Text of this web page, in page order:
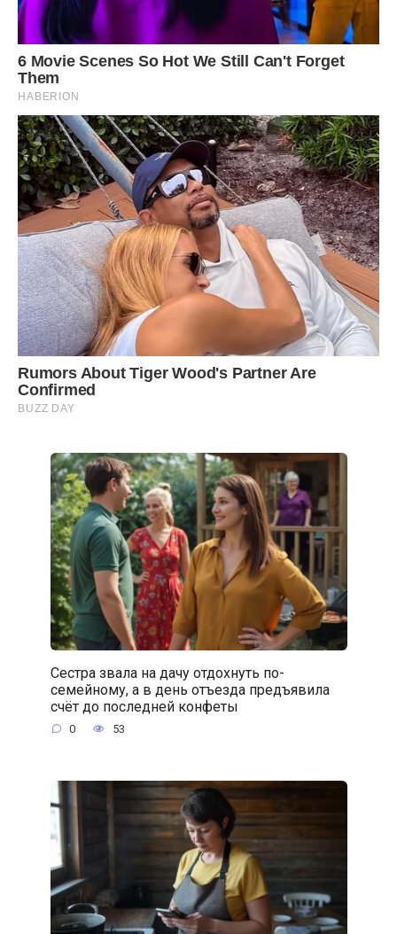
Сестра звала на дачу отдохнуть по-
семейному, а в день отъезда предъявила
счёт до последней конфеты
0 53